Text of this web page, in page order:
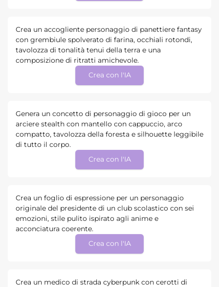
Crea un accogliente personaggio di panettiere fantasy
con grembiule spolverato di farina, occhiali rotondi,
tavolozza di tonalità tenui della terra e una
composizione di ritratti amichevole.
Crea con l'IA
Genera un concetto di personaggio di gioco per un
arciere stealth con mantello con cappuccio, arco
compatto, tavolozza della foresta e silhouette leggibile
di tutto il corpo.
Crea con l'IA
Crea un foglio di espressione per un personaggio
originale del presidente di un club scolastico con sei
emozioni, stile pulito ispirato agli anime e
acconciatura coerente.
Crea con l'IA
Crea un medico di strada cyberpunk con cerotti di